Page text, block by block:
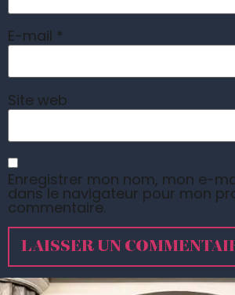
E-mail *
Site web
Enregistrer mon nom, mon e-
dans le navigateur pour mon
commentaire.